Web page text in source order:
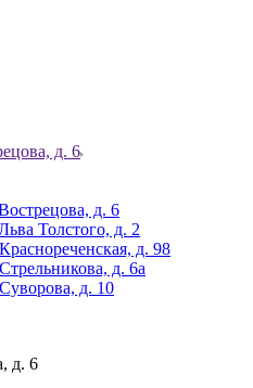
д. 6
д. 6
Толстого, д. 2
Краснореченская, д. 98
Стрельникова, д. 6а
Суворова, д. 10
д. 6